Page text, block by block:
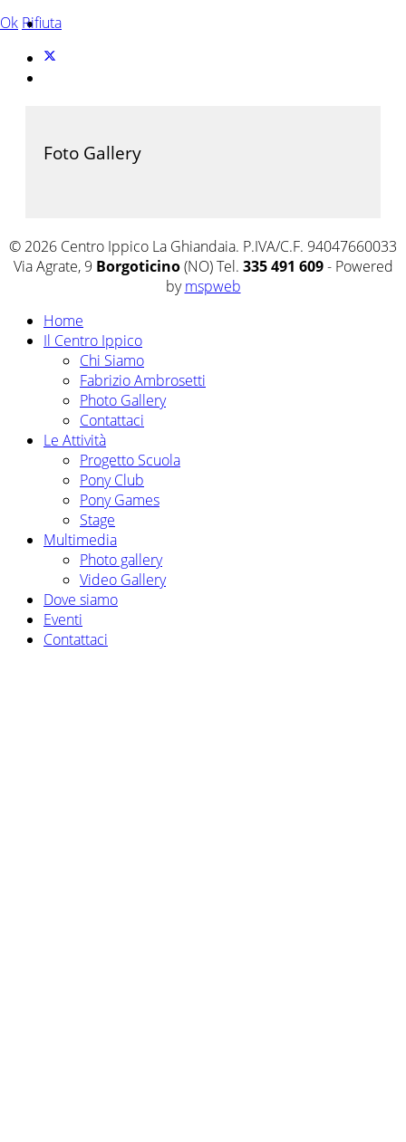
Foto Gallery
© 2026 Centro Ippico La Ghiandaia. P.IVA/C.F. 94047660033
Via Agrate, 9 Borgoticino(NO) Tel. 335 491 609- Powered
bymspweb
Home
Il Centro Ippico
Chi Siamo
Fabrizio Ambrosetti
Photo Gallery
Contattaci
Le Attività
Progetto Scuola
Pony Club
Pony Games
Stage
Multimedia
Photo gallery
Video Gallery
Dove siamo
Eventi
Contattaci
Ok Rifiuta